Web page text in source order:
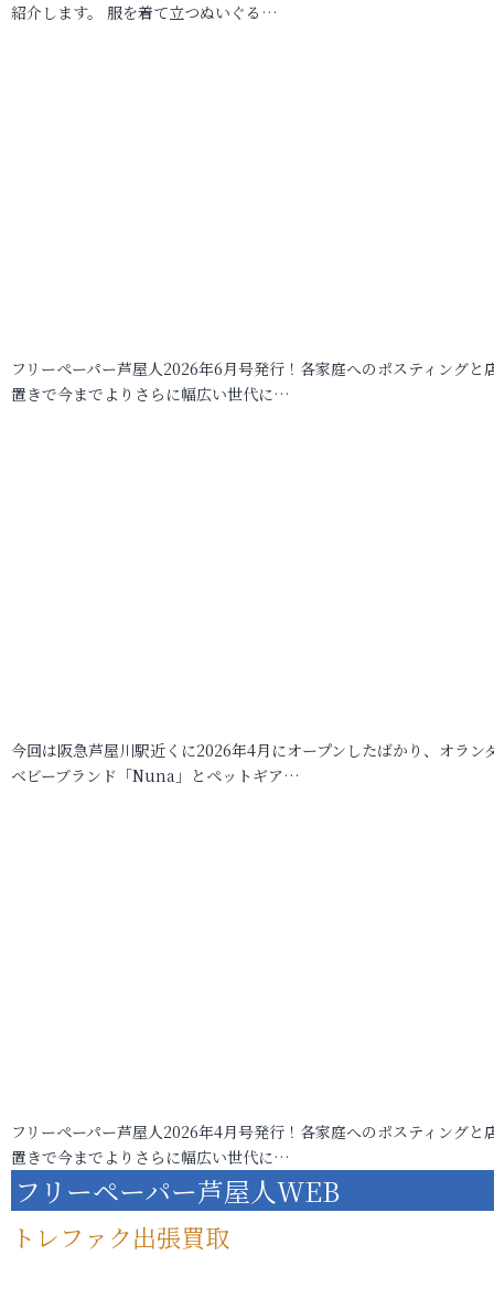
紹介します。 服を着て立つぬいぐる…
フリーペーパー芦屋人2026年6月号発行！各家庭へのポスティングと
置きで今までよりさらに幅広い世代に…
今回は阪急芦屋川駅近くに2026年4月にオープンしたばかり、オラン
ベビーブランド「Nuna」とペットギア…
フリーペーパー芦屋人2026年4月号発行！各家庭へのポスティングと
置きで今までよりさらに幅広い世代に…
フリーペーパー芦屋人WEB
トレファク出張買取